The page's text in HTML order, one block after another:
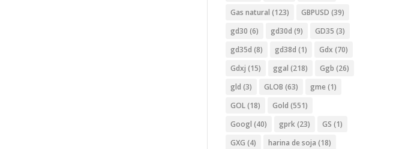
Gas natural (123) GBPUSD (39)
gd30 (6) gd30d (9) GD35 (3)
gd35d (8) gd38d (1) Gdx (70)
Gdxj (15) ggal (218) Ggb (26)
gld (3) GLOB (63) gme (1)
GOL(18) Gold (551)
Googl (40) gprk(23) GS (1)
GXG (4) harina de soja (18)